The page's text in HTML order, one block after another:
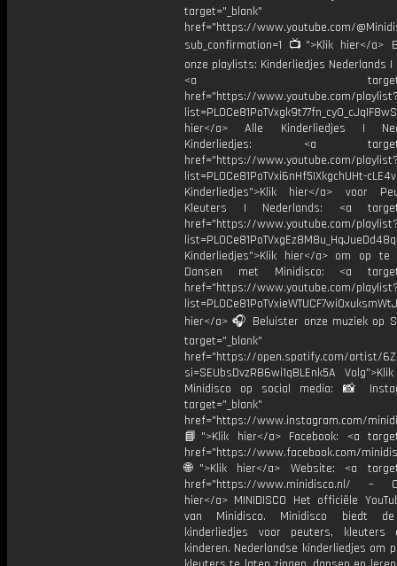
target="_blank"
href="https://www.youtube.com/
sub_confirmation=1 📺">Klik hier</a>
onze playlists: Kinderliedjes Nederlands |
<a
href="https://www.youtube.com/
hier</a> Alle Kinderliedjes |
Kinderliedjes: <a
href="https://www.youtube.com/
list=PL0Ce81PoTVxi6nHf5IXkgchUHt-
Kinderliedjes">Klik hier</a> voor
Kleuters | Nederlands: <a
href="https://www.youtube.com/
Kinderliedjes">Klik hier</a> om op te
Dansen met Minidisco: <a
href="https://www.youtube.com/
hier</a> 🎧 Beluister onze muziek op
target="_blank"
href="https://open.spotify.com/artist/
si=SEUbsDvzRB6wi1qBLEnk5A
Minidisco op social media: 📸
target="_blank"
href="https://www.instagram.com/
📘">Klik hier</a> Facebook: <a
href="https://www.facebook.com/
🌐">Klik hier</a> Website: <a
href="https://www.minidisco.nl/ –
hier</a> MINIDISCO Het officiële
van Minidisco. Minidisco biedt
kinderliedjes voor peuters, kleuters
kinderen. Nederlandse kinderliedjes om